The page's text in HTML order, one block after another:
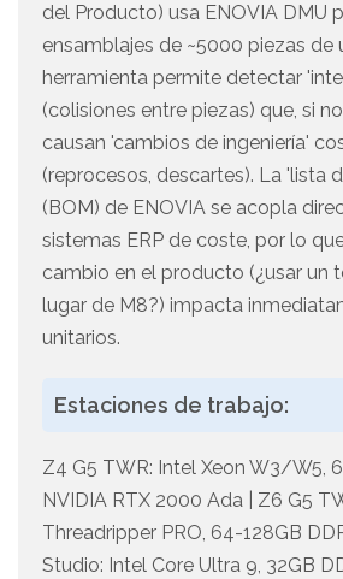
del Producto) usa ENOVIA DMU
ensamblajes de ~5000 piezas de
herramienta permite detectar
(colisiones entre piezas) que, si
causan 'cambios de ingeniería'
(reprocesos, descartes). La 'lista
(BOM) de ENOVIA se acopla
sistemas ERP de coste, por lo
cambio en el producto (¿usar un
lugar de M8?) impacta
unitarios.
Estaciones de trabajo:
Z4 G5 TWR: Intel Xeon W3/W5,
NVIDIA RTX 2000 Ada | Z6 G5
Threadripper PRO, 64-128GB
Studio: Intel Core Ultra 9, 32GB